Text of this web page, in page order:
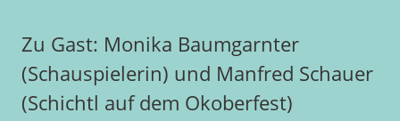
Zu Gast: Monika Baumgarnter
(Schauspielerin) und Manfred Schauer
(Schichtl auf dem Okoberfest)